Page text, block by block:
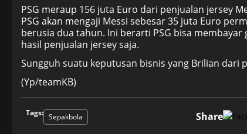
PSG meraup 156 juta Euro dari penjualan jersey
PSG akan mengaji Messi sebesar 35 juta Euro
berusia dua tahun. Ini berarti PSG bisa
hasil penjualan jersey saja.
Sungguh suatu keputusan bisnis yang Brilian dari
(Yp/teamKB)
Tags: Sepakbola Share